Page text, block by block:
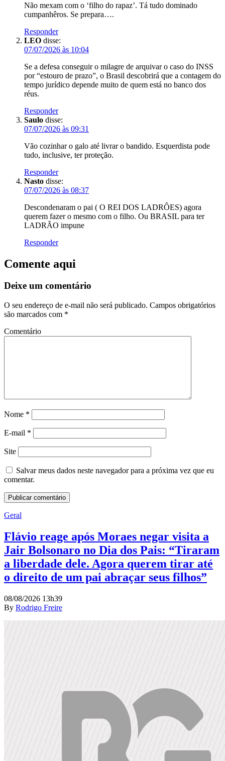
Não mexam com o ‘filho do rapaz’. Tá tudo dominado
cumpanhêros. Se prepara….
Responder
LEO disse:
07/07/2026 às 10:04
Se a defesa conseguir o milagre de arquivar o caso do INSS
por “estouro de prazo”, o Brasil descobrirá que a contagem do
tempo jurídico depende muito de quem está no banco dos
réus.
Responder
Saulo disse:
07/07/2026 às 09:31
Vão cozinhar o galo até livrar o bandido. Esquerdista pode
tudo, inclusive, ter proteção.
Responder
Nasto disse:
07/07/2026 às 08:37
Descondenaram o pai ( O REI DOS LADRÔES) agora
querem fazer o mesmo com o filho. Ou BRASIL para ter
LADRÃO impune
Responder
Comente aqui
Deixe um comentário
O seu endereço de e-mail não será publicado. Campos obrigatórios
são marcados com *
Comentário
Nome *
E-mail *
Site
Salvar meus dados neste navegador para a próxima vez que eu
comentar.
Geral
Flávio reage após Moraes negar visita a
Jair Bolsonaro no Dia dos Pais: “Tiraram
a liberdade dele. Agora querem tirar até
o direito de um pai abraçar seus filhos”
08/08/2026 13h39
By Rodrigo Freire